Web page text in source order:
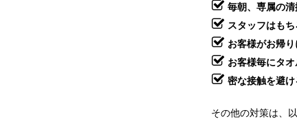
毎朝、専属の
スタッフはも
お客様がお帰
お客様毎にタ
密な接触を避
その他の対策は、